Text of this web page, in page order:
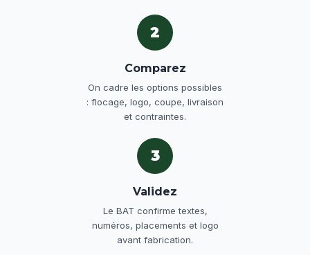
2
Comparez
On cadre les options possibles
: flocage, logo, coupe, livraison
et contraintes.
3
Validez
Le BAT confirme textes,
numéros, placements et logo
avant fabrication.